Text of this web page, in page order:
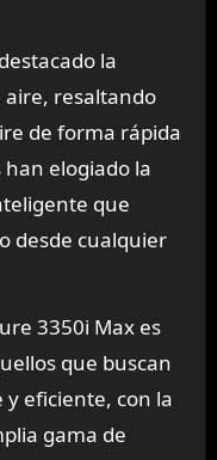
la
aire, resaltando
de forma rápida
elogiado la
que
desde cualquier
3350i Max es
que buscan
eficiente, con la
gama de